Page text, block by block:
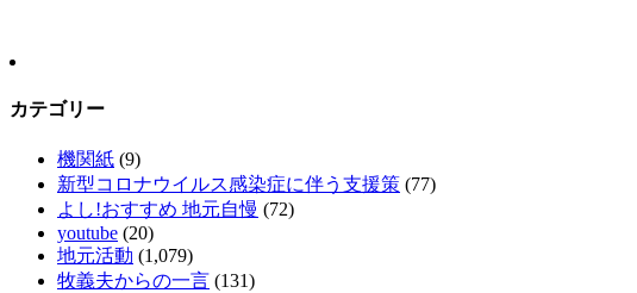
カテゴリー
機関紙 (9)
新型コロナウイルス感染症に伴う支援策 (77)
よし!おすすめ 地元自慢 (72)
youtube (20)
地元活動 (1,079)
牧義夫からの一言 (131)